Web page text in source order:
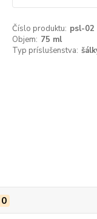
Číslo produktu: psl-02
Objem: 75 ml
Typ príslušenstva:
0